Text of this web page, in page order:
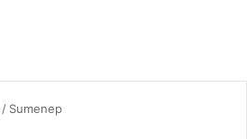
/ Sumenep